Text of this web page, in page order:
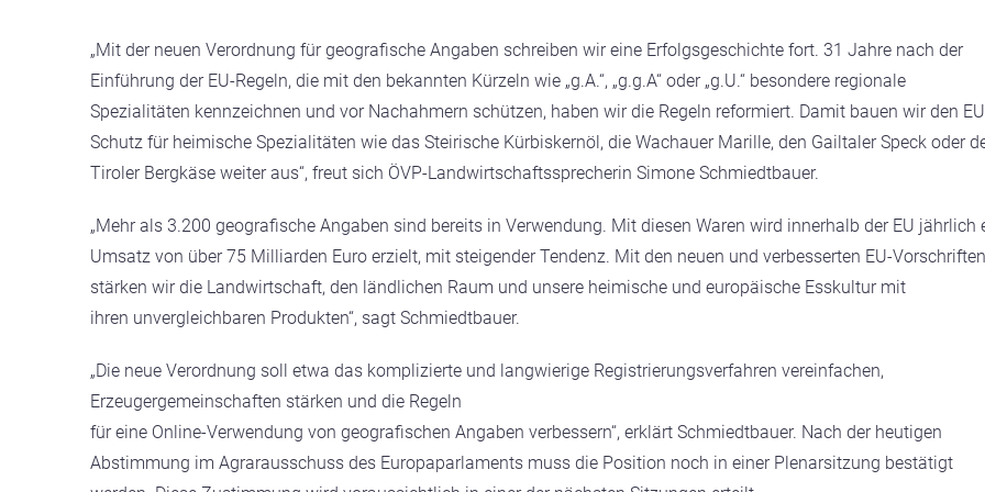
„Mit der neuen Verordnung für geografische Angaben schreiben wir eine Erfolgsgeschichte fort. 31 Jahre nach der
Einführung der EU-Regeln, die mit den bekannten Kürzeln wie „g.A.“, „g.g.A“ oder „g.U.“ besondere regionale
Spezialitäten kennzeichnen und vor Nachahmern schützen, haben wir die Regeln reformiert. Damit bauen wir den
Schutz für heimische Spezialitäten wie das Steirische Kürbiskernöl, die Wachauer Marille, den Gailtaler Speck oder
Tiroler Bergkäse weiter aus“, freut sich ÖVP-Landwirtschaftssprecherin Simone Schmiedtbauer.
„Mehr als 3.200 geografische Angaben sind bereits in Verwendung. Mit diesen Waren wird innerhalb der EU jährlich
Umsatz von über 75 Milliarden Euro erzielt, mit steigender Tendenz. Mit den neuen und verbesserten EU-Vorschriften
stärken wir die Landwirtschaft, den ländlichen Raum und unsere heimische und europäische Esskultur mit
ihren unvergleichbaren Produkten“, sagt Schmiedtbauer.
„Die neue Verordnung soll etwa das komplizierte und langwierige Registrierungsverfahren vereinfachen,
Erzeugergemeinschaften stärken und die Regeln
für eine Online-Verwendung von geografischen Angaben verbessern“, erklärt Schmiedtbauer. Nach der heutigen
Abstimmung im Agrarausschuss des Europaparlaments muss die Position noch in einer Plenarsitzung bestätigt